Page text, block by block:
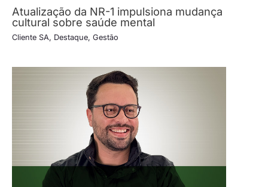
Atualização da NR-1 impulsiona mudança
cultural sobre saúde mental
Cliente SA, Destaque, Gestão